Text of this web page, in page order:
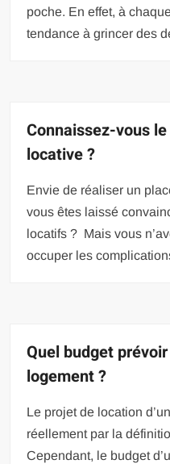
poche. En effet, à
tendance à grincer des
Connaissez-vous
locative ?
Envie de réaliser un
vous êtes laissé
locatifs ? Mais vous
occuper les
Quel budget
logement ?
Le projet de location
réellement par la
Cependant, le budget